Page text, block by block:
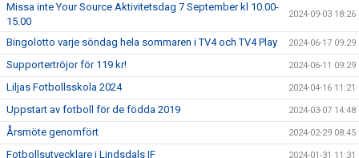
Missa inte Your Source Aktivitetsdag 7 September kl 10.00-
15.00
2024-09-03 18:26
Bingolotto varje söndag hela sommaren i TV4 och TV4 Play 2024-06-17 09:29
Supportertröjor för 119 kr! 2024-06-11 09:29
Liljas Fotbollsskola 2024 2024-04-16 11:21
Uppstart av fotboll för de födda 2019 2024-03-07 14:48
Årsmöte genomfört 2024-02-29 08:45
Fotbollsutvecklare i Lindsdals IF 2024-01-31 11:31